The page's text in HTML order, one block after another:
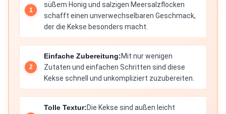
süßem Honig und salzigen Meersalzflocken
schafft einen unverwechselbaren Geschmack,
der die Kekse besonders macht.
Einfache Zubereitung:Mit nur wenigen
Zutaten und einfachen Schritten sind diese
Kekse schnell und unkompliziert zuzubereiten.
Tolle Textur:Die Kekse sind außen leicht